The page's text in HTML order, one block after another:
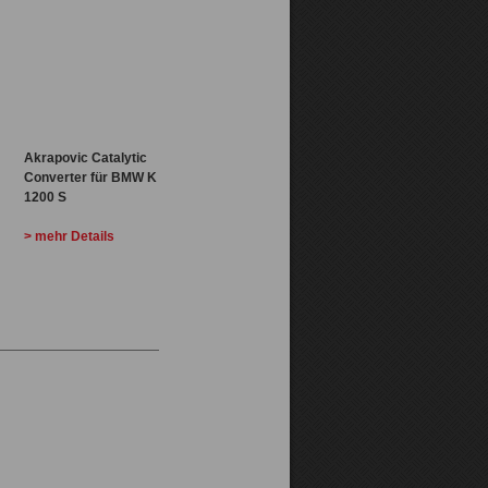
Akrapovic Catalytic
Converter für BMW K
1200 S
> mehr Details